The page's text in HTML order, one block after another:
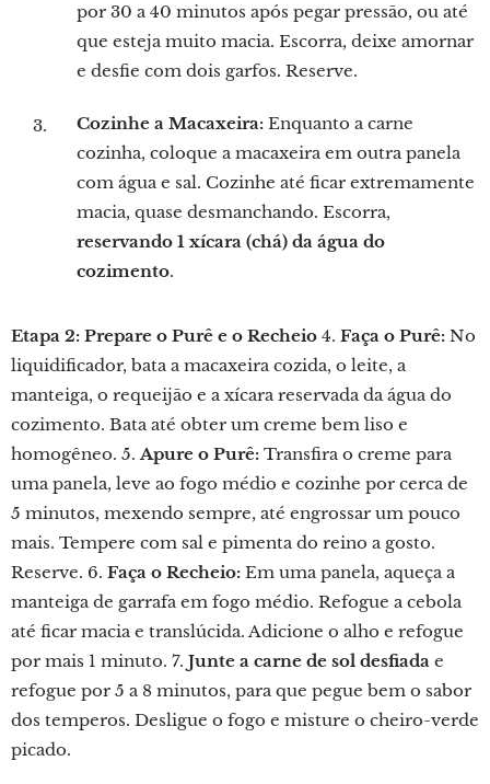
por 30 a 40 minutos após pegar pressão, ou até
que esteja muito macia. Escorra, deixe amornar
e desfie com dois garfos. Reserve.
Cozinhe a Macaxeira: Enquanto a carne
cozinha, coloque a macaxeira em outra panela
com água e sal. Cozinhe até ficar extremamente
macia, quase desmanchando. Escorra,
reservando 1 xícara (chá) da água do
cozimento.
Etapa 2: Prepare o Purê e o Recheio 4. Faça o Purê: No
liquidificador, bata a macaxeira cozida, o leite, a
manteiga, o requeijão e a xícara reservada da água do
cozimento. Bata até obter um creme bem liso e
homogêneo. 5.Apure o Purê: Transfira o creme para
uma panela, leve ao fogo médio e cozinhe por cerca de
5 minutos, mexendo sempre, até engrossar um pouco
mais. Tempere com sal e pimenta do reino a gosto.
Reserve. 6. Faça o Recheio: Em uma panela, aqueça a
manteiga de garrafa em fogo médio. Refogue a cebola
até ficar macia e translúcida. Adicione o alho e refogue
por mais 1 minuto. 7. Junte a carne de sol desfiada e
refogue por 5 a 8 minutos, para que pegue bem o sabor
dos temperos. Desligue o fogo e misture o cheiro-verde
picado.